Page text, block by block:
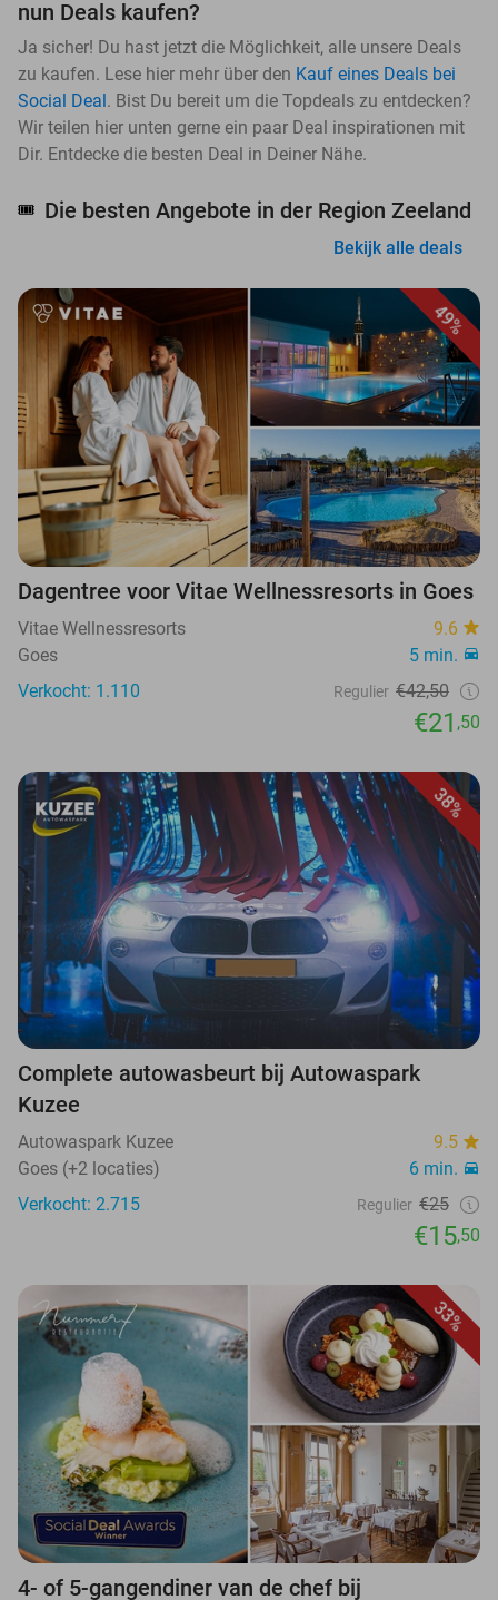
nun Deals kaufen?
Ja sicher! Du hast jetzt die Möglichkeit, alle unsere Deals
zu kaufen. Lese hier mehr über den Kauf eines Deals bei
Social Deal. Bist Du bereit um die Topdeals zu entdecken?
Wir teilen hier unten gerne ein paar Deal inspirationen mit
Dir. Entdecke die besten Deal in Deiner Nähe.
🎟️ Die besten Angebote in der Region Zeeland
Bekijk alle deals
49%
Dagentree voor Vitae Wellnessresorts in Goes
Vitae Wellnessresorts
9.6
Goes
5 min.
Verkocht: 1.110
Regulier €42,50
€21 ,50
38%
Complete autowasbeurt bij Autowaspark
Kuzee
Autowaspark Kuzee
9.5
Goes (+2 locaties)
6 min.
Verkocht: 2.715
Regulier €25
€15,50
33%
4- of 5-gangendiner van de chef bij